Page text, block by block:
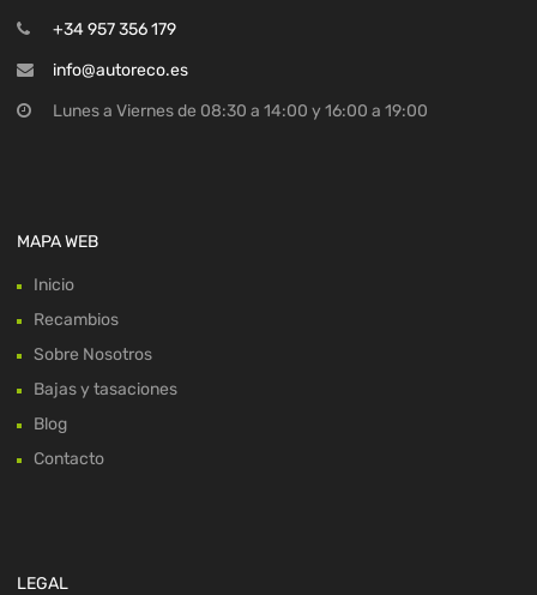
+34 957 356 179
info@autoreco.es
Lunes a Viernes de 08:30 a 14:00 y 16:00 a 19:00
MAPA WEB
Inicio
Recambios
Sobre Nosotros
Bajas y tasaciones
Blog
Contacto
LEGAL